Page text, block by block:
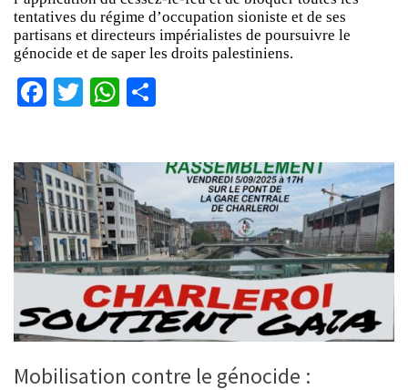
tentatives du régime d’occupation sioniste et de ses
partisans et directeurs impérialistes de poursuivre le
génocide et de saper les droits palestiniens.
Facebook
TwitterWhatsApp
Mobilisation contre le génocide :